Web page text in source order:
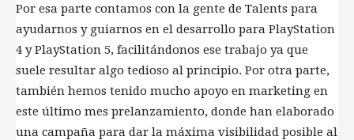
Por esa parte contamos con la gente de Talents para
ayudarnos y guiarnos en el desarrollo para PlayStation
4 y PlayStation 5, facilitándonos ese trabajo ya que
suele resultar algo tedioso al principio. Por otra parte,
también hemos tenido mucho apoyo en marketing en
este último mes prelanzamiento, donde han elaborado
una campaña para dar la máxima visibilidad posible al